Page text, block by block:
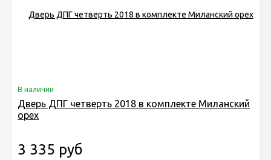
В наличии
Дверь ДПГ четверть 2018 в комплекте Миланский
орех
3 335 руб